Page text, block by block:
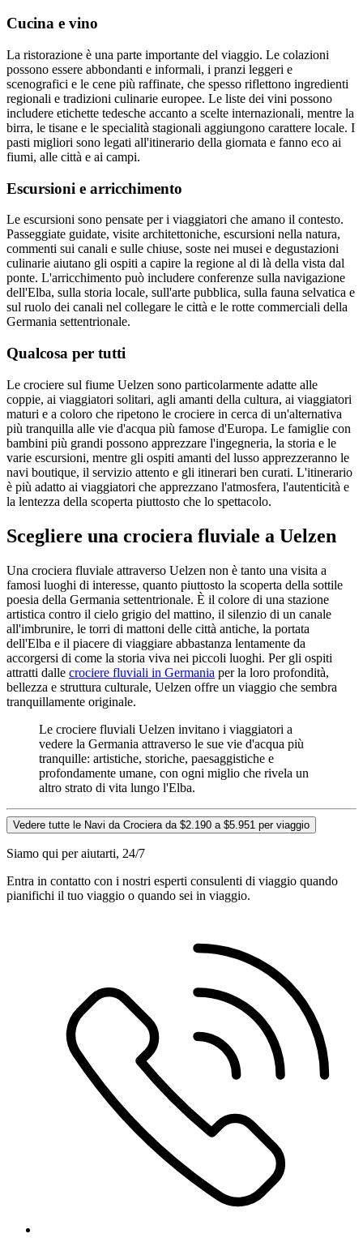
Cucina e vino
La ristorazione è una parte importante del viaggio. Le colazioni
possono essere abbondanti e informali, i pranzi leggeri e
scenografici e le cene più raffinate, che spesso riflettono ingredienti
regionali e tradizioni culinarie europee. Le liste dei vini possono
includere etichette tedesche accanto a scelte internazionali, mentre la
birra, le tisane e le specialità stagionali aggiungono carattere locale. I
pasti migliori sono legati all'itinerario della giornata e fanno eco ai
fiumi, alle città e ai campi.
Escursioni e arricchimento
Le escursioni sono pensate per i viaggiatori che amano il contesto.
Passeggiate guidate, visite architettoniche, escursioni nella natura,
commenti sui canali e sulle chiuse, soste nei musei e degustazioni
culinarie aiutano gli ospiti a capire la regione al di là della vista dal
ponte. L'arricchimento può includere conferenze sulla navigazione
dell'Elba, sulla storia locale, sull'arte pubblica, sulla fauna selvatica e
sul ruolo dei canali nel collegare le città e le rotte commerciali della
Germania settentrionale.
Qualcosa per tutti
Le crociere sul fiume Uelzen sono particolarmente adatte alle
coppie, ai viaggiatori solitari, agli amanti della cultura, ai viaggiatori
maturi e a coloro che ripetono le crociere in cerca di un'alternativa
più tranquilla alle vie d'acqua più famose d'Europa. Le famiglie con
bambini più grandi possono apprezzare l'ingegneria, la storia e le
varie escursioni, mentre gli ospiti amanti del lusso apprezzeranno le
navi boutique, il servizio attento e gli itinerari ben curati. L'itinerario
è più adatto ai viaggiatori che apprezzano l'atmosfera, l'autenticità e
la lentezza della scoperta piuttosto che lo spettacolo.
Scegliere una crociera fluviale a Uelzen
Una crociera fluviale attraverso Uelzen non è tanto una visita a
famosi luoghi di interesse, quanto piuttosto la scoperta della sottile
poesia della Germania settentrionale. È il colore di una stazione
artistica contro il cielo grigio del mattino, il silenzio di un canale
all'imbrunire, le torri di mattoni delle città antiche, la portata
dell'Elba e il piacere di viaggiare abbastanza lentamente da
accorgersi di come la storia viva nei piccoli luoghi. Per gli ospiti
attratti dalle crociere fluviali in Germania per la loro profondità,
bellezza e struttura culturale, Uelzen offre un viaggio che sembra
tranquillamente originale.
Le crociere fluviali Uelzen invitano i viaggiatori a
vedere la Germania attraverso le sue vie d'acqua più
tranquille: artistiche, storiche, paesaggistiche e
profondamente umane, con ogni miglio che rivela un
altro strato di vita lungo l'Elba.
Vedere tutte le Navi da Crociera da $2.190 a $5.951 per viaggio
Siamo qui per aiutarti, 24/7
Entra in contatto con i nostri esperti consulenti di viaggio quando
pianifichi il tuo viaggio o quando sei in viaggio.